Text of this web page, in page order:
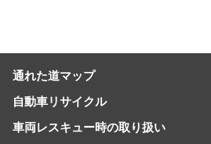
通れた道マップ
自動車リサイクル
車両レスキュー時の取り扱い